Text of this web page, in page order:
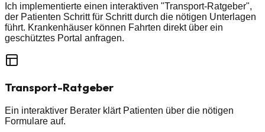
Ich implementierte einen interaktiven "Transport-Ratgeber",
der Patienten Schritt für Schritt durch die nötigen Unterlagen
führt. Krankenhäuser können Fahrten direkt über ein
geschütztes Portal anfragen.
Transport-Ratgeber
Ein interaktiver Berater klärt Patienten über die nötigen
Formulare auf.